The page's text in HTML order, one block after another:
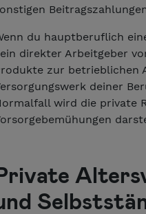
du hauptberuflich
direkter Arbeitgeber
zur betrieblichen
deiner
wird die private